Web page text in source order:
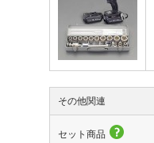
その他関連
セット商品